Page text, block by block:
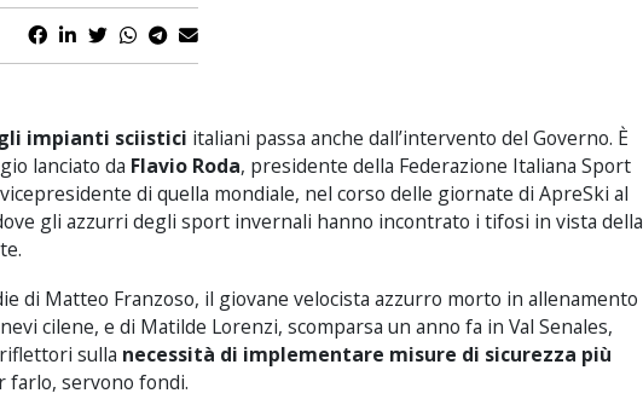
impianti sciistici italiani passa anche dall’intervento del Governo. È
lanciato da Flavio Roda, presidente della Federazione Italiana Sport
di quella mondiale, nel corso delle giornate di ApreSki al
gli azzurri degli sport invernali hanno incontrato i tifosi in vista della
di Matteo Franzoso, il giovane velocista azzurro morto in allenamento
cilene, e di Matilde Lorenzi, scomparsa un anno fa in Val Senales,
sulla necessità di implementare misure di sicurezza più
farlo, servono fondi.